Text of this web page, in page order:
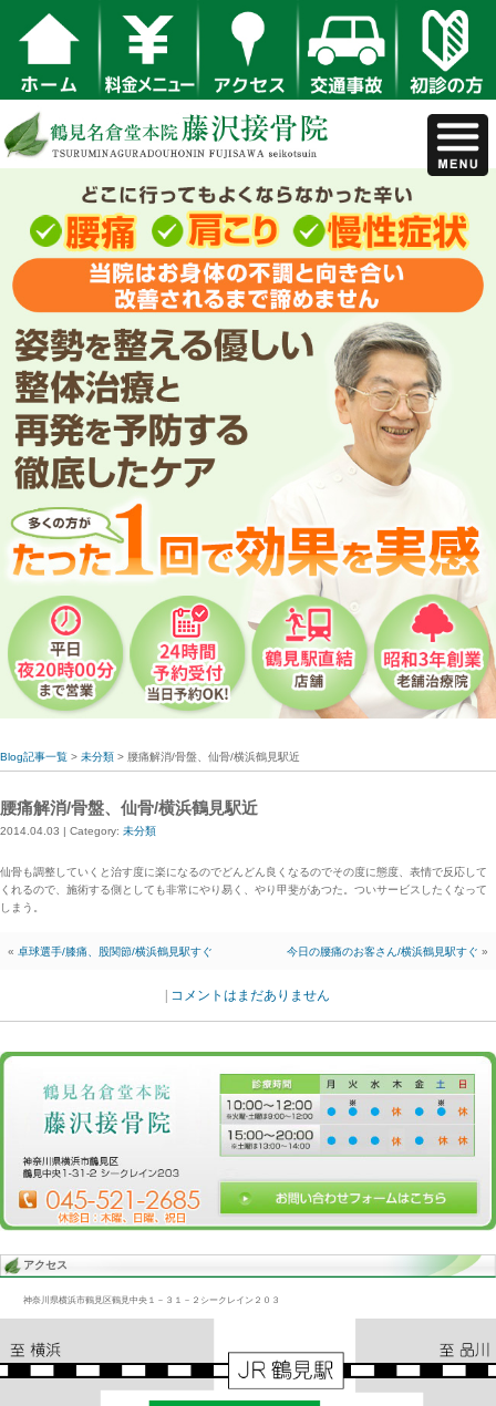
Blog記事一覧 > 未分類> 腰痛解消/骨盤、仙骨/横浜鶴見駅近
腰痛解消/骨盤、仙骨/横浜鶴見駅近
2014.04.03 | Category:未分類
仙骨も調整していくと治す度に楽になるのでどんどん良くなるので
しまう。
今日の腰
«卓球選手/膝痛、股関節/横浜鶴見駅すぐ